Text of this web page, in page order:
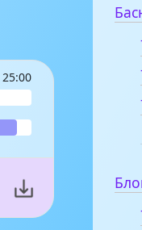
25:00